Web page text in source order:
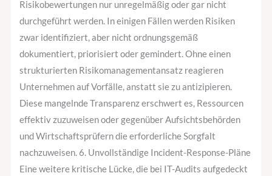
Risikobewertungen nur unregelmäßig oder gar nicht
durchgeführt werden. In einigen Fällen werden Risiken
zwar identifiziert, aber nicht ordnungsgemäß
dokumentiert, priorisiert oder gemindert. Ohne einen
strukturierten Risikomanagementansatz reagieren
Unternehmen auf Vorfälle, anstatt sie zu antizipieren.
Diese mangelnde Transparenz erschwert es, Ressourcen
effektiv zuzuweisen oder gegenüber Aufsichtsbehörden
und Wirtschaftsprüfern die erforderliche Sorgfalt
nachzuweisen. 6. Unvollständige Incident-Response-Pläne
Eine weitere kritische Lücke, die bei IT-Audits aufgedeckt